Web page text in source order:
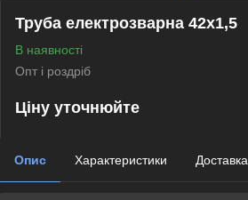
Труба електрозварна 42х1,5
В наявності
Опт і роздріб
Ціну уточнюйте
Опис Характеристики Доставка